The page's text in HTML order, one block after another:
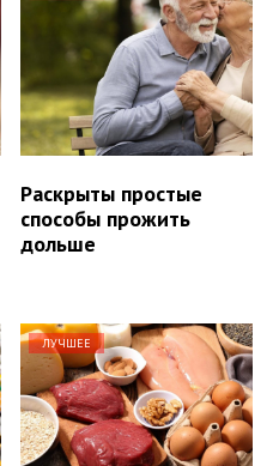
Раскрыты простые
способы прожить
дольше
ЛУЧШЕЕ